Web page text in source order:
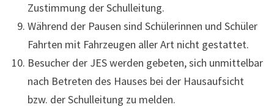
Zustimmung der Schulleitung.
Während der Pausen sind Schülerinnen und Schüler
Fahrten mit Fahrzeugen aller Art nicht gestattet.
Besucher der JES werden gebeten, sich unmittelbar
nach Betreten des Hauses bei der Hausaufsicht
bzw. der Schulleitung zu melden.